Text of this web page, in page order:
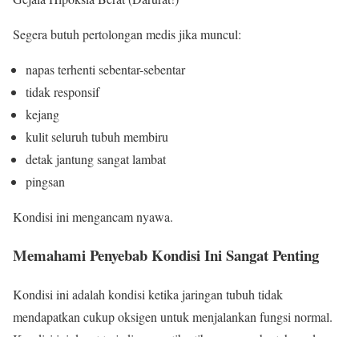
Segera butuh pertolongan medis jika muncul:
napas terhenti sebentar-sebentar
tidak responsif
kejang
kulit seluruh tubuh membiru
detak jantung sangat lambat
pingsan
Kondisi ini mengancam nyawa.
Memahami Penyebab Kondisi Ini Sangat Penting
Kondisi ini adalah kondisi ketika jaringan tubuh tidak
mendapatkan cukup oksigen untuk menjalankan fungsi normal.